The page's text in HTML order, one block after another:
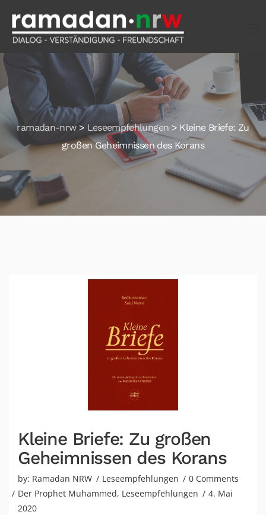
ramadan-nrw> Leseempfehlungen > Kleine Briefe: Zu
großen Geheimnissen des Korans
Kleine Briefe: Zu großen
Geheimnissen des Korans
by: Ramadan NRW Leseempfehlungen
0 Comments
Der Prophet Muhammed, Leseempfehlungen
4. Mai
2020